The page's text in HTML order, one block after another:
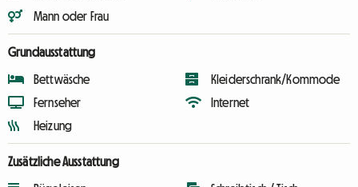
Mann oder Frau
Grundausstattung
Bettwäsche
Fernseher
Heizung
Kleiderschrank/Kommode
Internet
Zusätzliche Ausstattung